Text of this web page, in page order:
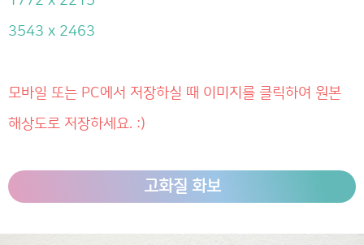
3543 x 2463
모바일 또는 PC에서 저장하실 때 이미지를 클릭하여 원본
해상도로 저장하세요. :)
고화질 화보